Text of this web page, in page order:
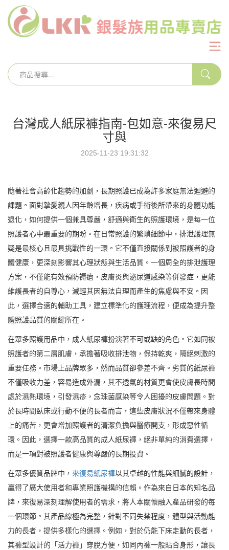
台灣成人紙尿褲指南-包如意-來復易尺
寸與
2025-11-23 19:31:32
隨著社會高齡化趨勢的加劇，長期照護已成為許多家庭無法迴避的
課題。面對摯愛親人因年齡增長，疾病或手術後所帶來的身體功能
退化，如何提供一個兼具尊嚴，舒適與衛生的照護環境，是每一位
照護者心中最重要的期盼。在日常照護的繁瑣細節中，排泄護理無
疑是最核心且最具挑戰性的一環。它不僅直接關係到被照護者的身
體健康，更深刻影響其心理狀態與生活品質。一個周全的排泄護理
方案，不僅能有效預防褥瘡，皮膚炎與泌尿道感染等併發症，更能
維護長者的自尊心，減輕其因無法自理而產生的焦慮與不安。因
此，選擇合適的輔助工具，建立標準化的護理流程，便成為提升整
體照護品質的關鍵所在。
在眾多照護用品中，成人紙尿褲扮演著不可或缺的角色。它如同被
照護者的第二層肌膚，承擔著吸收排泄物，保持乾爽，隔絕刺激的
重要任務。市場上品牌眾多，然而品質卻參差不齊。劣質的紙尿褲
不僅吸收力差，容易造成外漏，其不透氣的材質更會使皮膚長時間
處於濕熱環境，引發濕疹，念珠菌感染等令人困擾的皮膚問題。對
於長時間臥床或行動不便的長者而言，這些皮膚狀況不僅帶來身體
上的痛苦，更會增加照護者的清潔負擔與醫療開支，形成惡性循
環。因此，選擇一款高品質的成人紙尿褲，絕非單純的消費選擇，
而是一項對被照護者健康與尊嚴的長期投資。
在眾多優質品牌中， 來復易紙尿褲以其卓越的性能與細膩的設計，
贏得了廣大使用者和專業照護機構的信賴。作為來自日本的知名品
牌，來復易深刻理解使用者的需求，將人本關懷融入產品研發的每
一個環節。其產品線極為完整，針對不同失禁程度，體型與活動能
力的長者，提供多樣化的選擇。例如，對於仍能下床走動的長者，
其褲型設計的「活力褲」穿脫方便，如同內褲一般貼合身形，讓長